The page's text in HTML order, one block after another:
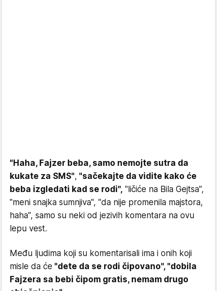
"Haha, Fajzer beba, samo nemojte sutra da
kukate za SMS", "sačekajte da vidite kako će
beba izgledati kad se rodi", "ličiće na Bila Gejtsa",
"meni snajka sumnjiva", "da nije promenila majstora,
haha", samo su neki od jezivih komentara na ovu
lepu vest.
Među ljudima koji su komentarisali ima i onih koji
misle da će "dete da se rodi čipovano", "dobila
Fajzera sa bebi čipom gratis, nemam drugo